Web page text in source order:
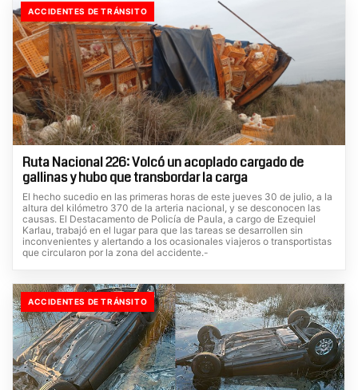
ACCIDENTES DE TRÁNSITO
Ruta Nacional 226: Volcó un acoplado cargado de
gallinas y hubo que transbordar la carga
El hecho sucedio en las primeras horas de este jueves 30 de julio, a la
altura del kilómetro 370 de la arteria nacional, y se desconocen las
causas. El Destacamento de Policía de Paula, a cargo de Ezequiel
Karlau, trabajó en el lugar para que las tareas se desarrollen sin
inconvenientes y alertando a los ocasionales viajeros o transportistas
que circularon por la zona del accidente.-
ACCIDENTES DE TRÁNSITO